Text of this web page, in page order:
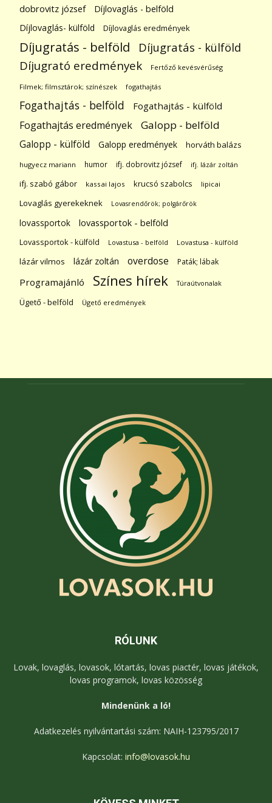
dobrovitz józsef
Díjlovaglás - belföld
Díjlovaglás- külföld
Díjlovaglás eredmények
Díjugratás - belföld Díjugratás - külföld
Díjugrató eredmények Fertőző kevésvérűség
Filmek; filmsztárok; színészek fogathajtás
Fogathajtás - belföld Fogathajtás - külföld
Fogathajtás eredmények Galopp - belföld
Galopp - külföld Galopp eredmények horváth balázs
hugyecz mariann humor ifj. dobrovitz józsef ifj. lázár zoltán
ifj. szabó gábor kassai lajos krucsó szabolcs lipicai
Lovaglás gyerekeknek Lovasrendőrök; polgárőrök
lovassportok lovassportok - belföld
Lovassportok - külföld Lovastusa - belföld Lovastusa - külföld
lázár vilmos lázár zoltán overdose Paták; lábak
Programajánló Színes hírek Túraútvonalak
Ügető - belföld Ügető eredmények
RÓLUNK
Lovak, lovaglás, lovasok, lótartás, lovas piactér, lovas játékok,
lovas programok, lovas közösség
Mindenünk a ló!
Adatkezelés nyilvántartási szám: NAIH-123795/2017
Kapcsolat: info@lovasok.hu